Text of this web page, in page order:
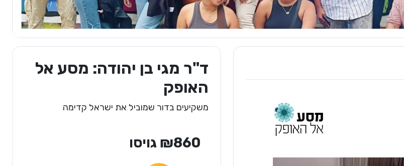
ד"ר מגי בן יהודה: מסע אל
האופק
משקיעים בדור שמוביל את ישראל קדימה
₪860 גויסו